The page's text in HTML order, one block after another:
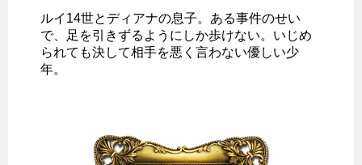
ルイ14世とディアナの息子。ある事件のせい
で、足を引きずるようにしか歩けない。いじめ
られても決して相手を悪く言わない優しい少
年。